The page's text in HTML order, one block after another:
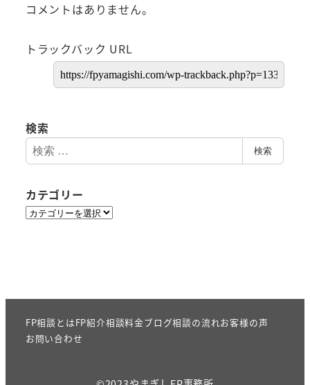
コメントはありません。
トラックバック URL
検索
検
索
検索
カテゴリー
カ
FP相談とはFP紹介相談料金ブログ相談の流れお客様の声
お問い合わせ